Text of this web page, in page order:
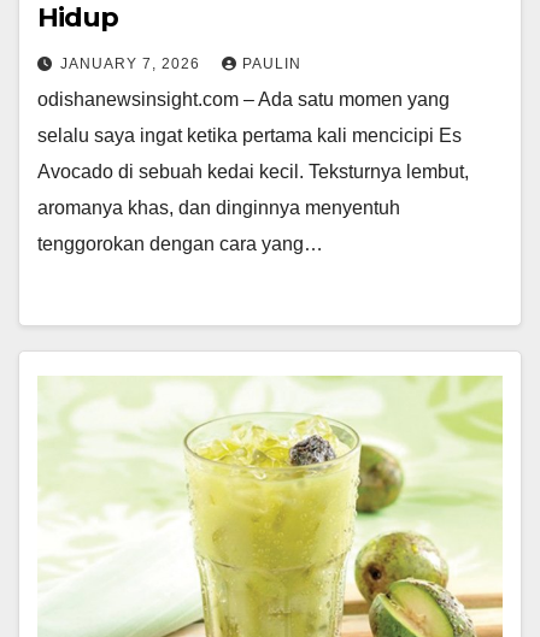
Hidup
JANUARY 7, 2026 PAULIN
odishanewsinsight.com – Ada satu momen yang
selalu saya ingat ketika pertama kali mencicipi Es
Avocado di sebuah kedai kecil. Teksturnya lembut,
aromanya khas, dan dinginnya menyentuh
tenggorokan dengan cara yang…